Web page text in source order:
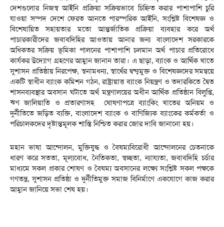
দেশগুলোর নিজস্ব আইনি প্রক্রিয়া সক্রিয়ভাবে চিহ্নিত করার পাশাপাশি চুরি
যাওয়া সম্পদ দেশে ফেরত আনতে পারস্পরিক আইনি, সংশ্লিষ্ট বিশেষজ্ঞ ও
বিশেষায়িত সহায়তার মতো আন্তর্জাতিক প্রক্রিয়া ব্যবহার করে অর্থ
পাচারকারীদের জবাবদিহির আওতায় আনার জন্য বাংলাদেশ সরকারকে
অধিকতর সক্রিয় ভূমিকা পালনের পাশাপাশি চলমান অর্থ পাচার প্রতিরোধে
কার্যকর উদ্যোগ গ্রহণের আহ্বান জানান তারা। এ ছাড়া, ব্যাংক ও আর্থিক খাতে
সুশাসন প্রতিষ্ঠায় নিরপেক্ষ, স্বনামধন্য, স্বার্থের দ্বন্দ্বমুক্ত ও বিশেষজ্ঞদের সমন্বয়ে
একটি স্বাধীন ব্যাংক কমিশন গঠন, রাষ্ট্রায়াত্ত ব্যাংক নিয়ন্ত্রণ ও তদারকিতে দ্বৈত
শাসনব্যবস্থার অবসান ঘটাতে অর্থ মন্ত্রণালয়ের অধীন আর্থিক প্রতিষ্ঠান বিলুপ্তি,
ঋণ জালিয়াতি ও প্রতারণাসহ ঘোষণাপত্রে ব্যাংকিং খাতের অনিয়ম ও
দুর্নীতিতে জড়িত ব্যক্তি, বাংলাদেশ ব্যাংক ও বাণিজ্যিক ব্যাংকের কর্মকর্তা ও
পরিচালকদের দৃষ্টান্তমূলক শাস্তি নিশ্চিত করার জোর দাবি জানানো হয়।
মহান ভাষা আন্দোলন, মুক্তিযুদ্ধ ও বৈষম্যবিরোধী আন্দোলনের চেতনাকে
ধারণ করে সততা, মূল্যবোধ, নৈতিকতা, স্বচ্ছতা, ন্যায্যতা, জবাবদিহি চর্চার
মাধ্যমে সকল প্রকার শোষণ ও বৈষম্য অবসানের লক্ষ্যে সংশ্লিষ্ট সকল পক্ষকে
গণতন্ত্র, সুশাসন প্রতিষ্ঠা ও দুর্নীতিমুক্ত সমাজ বিনির্মাণে একযোগে কাজ করার
আহ্বান জানিয়ে সভা শেষ হয়।